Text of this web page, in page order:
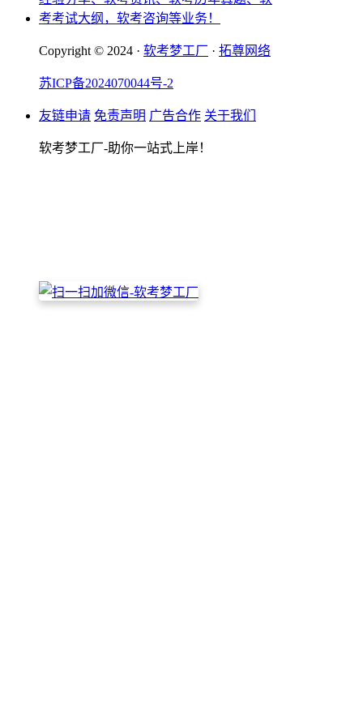
Copyright © 2024 · 软考梦工厂 · 拓尊网络
苏ICP备2024070044号-2
友链申请 免责声明 广告合作 关于我们
软考梦工厂-助你一站式上岸！